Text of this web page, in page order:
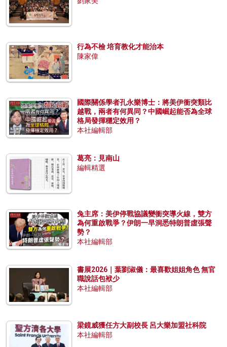
行為不檢 培育教化才能治本
陳家偉
國際關係學者孔永樂博士：將美伊衝突類比
越戰，兩者有何異同？中國崛起能否為全球
格局發揮穩定效用？
本社編輯部
葛亮：見南山
編輯精選
兔主席：美伊停戰協議變衝突導火線，雙方
為何重啟戰爭？伊朗一早洞悉特朗普虛張聲
勢？
本社編輯部
書展2026｜葉劉淑儀：最喜歡姐姐角色 無官
職說話包袱少
本社編輯部
梁鏡威獲任方大副校長 呂大樂加盟社科院
本社編輯部